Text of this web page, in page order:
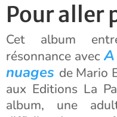
Pour aller
Cet album
résonnance avec
nuages de Mario
aux Editions La
album, une